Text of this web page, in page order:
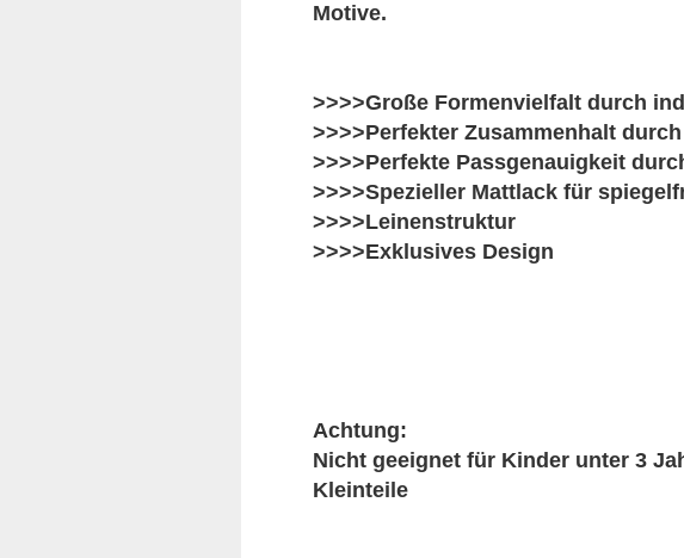
Motive.
>>>>Große Formenvielfalt durch
>>>>Perfekter Zusammenhalt
>>>>Perfekte Passgenauigkeit
>>>>Spezieller Mattlack für
>>>>Leinenstruktur
>>>>Exklusives Design
Achtung:
Nicht geeignet für Kinder unter 3
Kleinteile